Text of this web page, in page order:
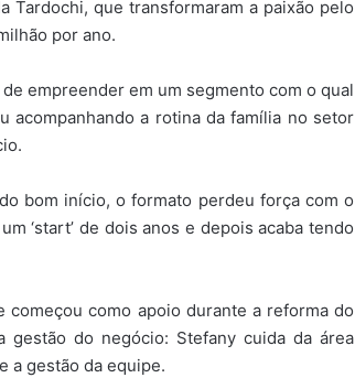
Tardochi, que transformaram a paixão pelo
por ano.
empreender em um segmento com o qual
acompanhando a rotina da família no setor
bom início, o formato perdeu força com o
‘start’ de dois anos e depois acaba tendo
começou como apoio durante a reforma do
do negócio: Stefany cuida da área
a gestão da equipe.